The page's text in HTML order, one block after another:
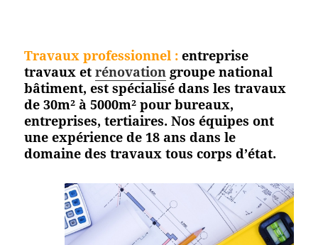
Travaux professionnel : entreprise
travaux etrénovation groupe national
bâtiment, est spécialisé dans les travaux
de 30m² à 5000m² pour bureaux,
entreprises, tertiaires. Nos équipes ont
une expérience de 18 ans dans le
domaine des travaux tous corpsd’état.